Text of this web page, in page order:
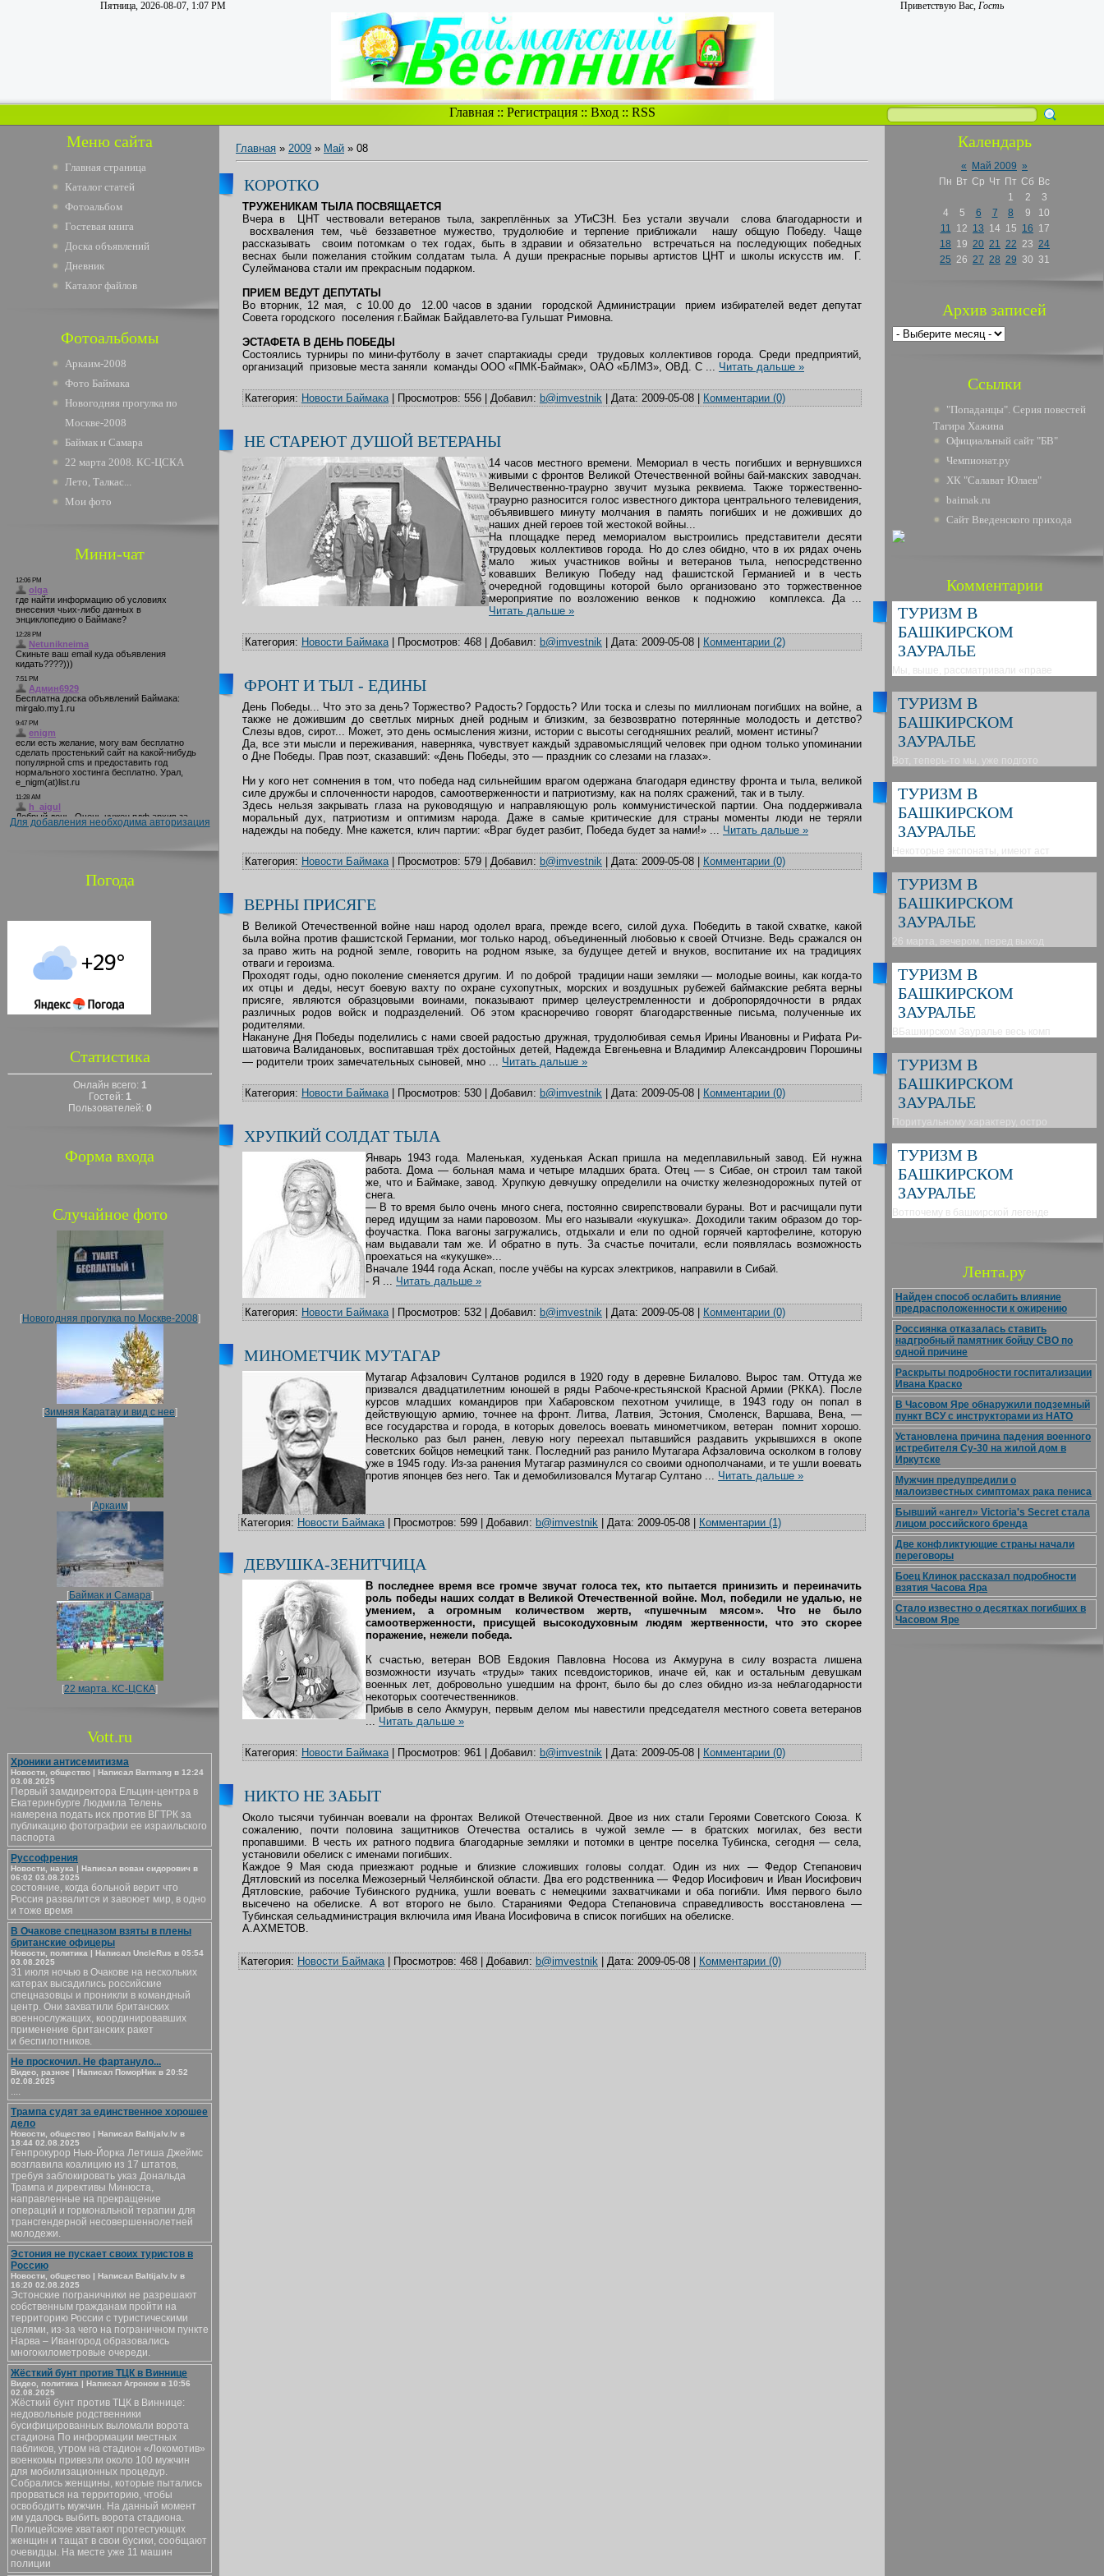
Пятница, 2026-08-07, 1:07 PM Приветствую Вас, Гость
Главная:: Регистрация:: Вход:: RSS
Меню сайта
Главная страница
Каталог статей
Фотоальбом
Гостевая книга
Доска объявлений
Дневник
Каталог файлов
Фотоальбомы
Аркаим-2008
Фото Баймака
Новогодняя прогулка по
Москве-2008
Баймак и Самара
22 марта 2008. КС-ЦСКА
Лето, Талкас...
Мои фото
Мини-чат
Для добавления необходима авторизация
Погода
Статистика
Онлайн всего: 1
Гостей: 1
Пользователей: 0
Форма входа
Случайное фото
[Новогодняя прогулка по Москве-2008]
[Зимняя Каратау и вид с нее]
[Аркаим]
[Баймак и Самара]
[22 марта. КС-ЦСКА]
Vott.ru
Хроники антисемитизма
Новости, общество | Написал Barmang в 12:24
03.08.2025
Первый замдиректора Ельцин-центра в
Екатеринбурге Людмила Телень
намерена подать иск против ВГТРК за
публикацию фотографии ее израильского
паспорта
Руссофрения
Новости, наука | Написал вован сидорович в
06:02 03.08.2025
состояние, когда больной верит что
Россия развалится и завоюет мир, в одно
и тоже время
В Очакове спецназом взяты в плены
британские офицеры
Новости, политика | Написал UncleRus в 05:54
03.08.2025
31 июля ночью в Очакове на нескольких
катерах высадились российские
спецназовцы и проникли в командный
центр. Они захватили британских
военнослужащих, координировавших
применение британских ракет
и беспилотников.
Не проскочил. Не фартануло...
Видео, разное | Написал ПоморНик в 20:52
02.08.2025
....
Трампа судят за единственное хорошее
дело
Новости, общество | Написал Baltijalv.lv в
18:44 02.08.2025
Генпрокурор Нью-Йорка Летиша Джеймс
возглавила коалицию из 17 штатов,
требуя заблокировать указ Дональда
Трампа и директивы Минюста,
направленные на прекращение
операций и гормональной терапии для
трансгендерной несовершеннолетней
молодежи.
Эстония не пускает своих туристов в
Россию
Новости, общество | Написал Baltijalv.lv в
16:20 02.08.2025
Эстонские пограничники не разрешают
собственным гражданам пройти на
территорию России с туристическими
целями, из-за чего на пограничном пункте
Нарва – Ивангород образовались
многокилометровые очереди.
Жёсткий бунт против ТЦК в Виннице
Видео, политика | Написал Агроном в 10:56
02.08.2025
Жёсткий бунт против ТЦК в Виннице:
недовольные родственники
бусифицированных выломали ворота
стадиона По информации местных
пабликов, утром на стадион «Локомотив»
военкомы привезли около 100 мужчин
для мобилизационных процедур.
Собрались женщины, которые пытались
прорваться на территорию, чтобы
освободить мужчин. На данный момент
им удалось выбить ворота стадиона.
Полицейские хватают протестующих
женщин и тащат в свои бусики, сообщают
очевидцы. На месте уже 11 машин
полиции
Главная » 2009 » Май » 08
КОРОТКО
ТРУЖЕНИКАМ ТЫЛА ПОСВЯЩАЕТСЯ
Вчера в ЦНТ чествовали ветеранов тыла, закреплённых за УТиСЗН. Без устали звучали слова благодарности и
восхваления тем, чьё беззаветное мужество, трудолюбие и терпение приближали нашу общую Победу. Чаще
рассказывать своим потомкам о тех годах, быть в здравии и обязательно встречаться на последующих победных
веснах были пожелания стойким солдатам тыла. А души прекрасные порывы артистов ЦНТ и школы искусств им. Г.
Сулейманова стали им прекрасным подарком.
ПРИЕМ ВЕДУТ ДЕПУТАТЫ
Во вторник, 12 мая, с 10.00 до 12.00 часов в здании городской Администрации прием избирателей ведет депутат
Совета городского поселения г.Баймак Байдавлето-ва Гульшат Римовна.
ЭСТАФЕТА В ДЕНЬ ПОБЕДЫ
Состоялись турниры по мини-футболу в зачет спартакиады среди трудовых коллективов города. Среди предприятий,
организаций призовые места заняли команды ООО «ПМК-Баймак», ОАО «БЛМЗ», ОВД. С ... Читать дальше »
Категория: Новости Баймака Просмотров: 556 Добавил: b@imvestnik Дата: 2009-05-08 Комментарии (0)
НЕ СТАРЕЮТ ДУШОЙ ВЕТЕРАНЫ
14 часов местного времени. Мемориал в честь погибших и вернувшихся
живыми с фронтов Великой Отечественной войны бай-макских заводчан.
Величественно-траурно звучит музыка реквиема. Также торжественно-
траурно разносится голос известного диктора центрального телевидения,
объявившего минуту молчания в память погибших и не доживших до
наших дней героев той жестокой войны...
На площадке перед мемориалом выстроились представители десяти
трудовых коллективов города. Но до слез обидно, что в их рядах очень
мало жиых участников войны и ветеранов тыла, непосредственно
ковавших Великую Победу над фашистской Германией и в честь
очередной годовщины которой было организовано это торжественное
мероприятие по возложению венков к подножию комплекса. Да ...
Читать дальше »
Категория: Новости Баймака Просмотров: 468 Добавил: b@imvestnik Дата: 2009-05-08 Комментарии (2)
ФРОНТ И ТЫЛ - ЕДИНЫ
День Победы... Что это за день? Торжество? Радость? Гордость? Или тоска и слезы по миллионам погибших на войне, а
также не дожившим до светлых мирных дней родным и близким, за безвозвратно потерянные молодость и детство?
Слезы вдов, сирот... Может, это день осмысления жизни, истории с высоты сегодняшних реалий, момент истины?
Да, все эти мысли и переживания, наверняка, чувствует каждый здравомыслящий человек при одном только упоминании
о Дне Победы. Прав поэт, сказавший: «День Победы, это — праздник со слезами на глазах».
Ни у кого нет сомнения в том, что победа над сильнейшим врагом одержана благодаря единству фронта и тыла, великой
силе дружбы и сплоченности народов, самоотверженности и патриотизму, как на полях сражений, так и в тылу.
Здесь нельзя закрывать глаза на руководящую и направляющую роль коммунистической партии. Она поддерживала
моральный дух, патриотизм и оптимизм народа. Даже в самые критические для страны моменты люди не теряли
надежды на победу. Мне кажется, клич партии: «Враг будет разбит, Победа будет за нами!» ... Читать дальше »
Категория: Новости Баймака Просмотров: 579 Добавил: b@imvestnik Дата: 2009-05-08 Комментарии (0)
ВЕРНЫ ПРИСЯГЕ
В Великой Отечественной войне наш народ одолел врага, прежде всего, силой духа. Победить в такой схватке, какой
была война против фашистской Германии, мог только народ, объединенный любовью к своей Отчизне. Ведь сражался он
за право жить на родной земле, говорить на родном языке, за будущее детей и внуков, воспитание их на традициях
отваги и героизма.
Проходят годы, одно поколение сменяется другим. И по доброй традиции наши земляки — молодые воины, как когда-то
их отцы и деды, несут боевую вахту по охране сухопутных, морских и воздушных рубежей баймакские ребята верны
присяге, являются образцовыми воинами, показывают пример целеустремленности и добропорядочности в рядах
различных родов войск и подразделений. Об этом красноречиво говорят благодарственные письма, полученные их
родителями.
Накануне Дня Победы поделились с нами своей радостью дружная, трудолюбивая семья Ирины Ивановны и Рифата Ри-
шатовича Валидановых, воспитавшая трёх достойных детей, Надежда Евгеньевна и Владимир Александрович Порошины
— родители троих замечательных сыновей, мно ... Читать дальше »
Категория: Новости Баймака Просмотров: 530 Добавил: b@imvestnik Дата: 2009-05-08 Комментарии (0)
ХРУПКИЙ СОЛДАТ ТЫЛА
Январь 1943 года. Маленькая, худенькая Аскап пришла на медеплавильный завод. Ей нужна
работа. Дома — больная мама и четыре младших брата. Отец — s Сибае, он строил там такой
же, что и Баймаке, завод. Хрупкую девчушку определили на очистку железнодорожных путей от
снега.
— В то время было очень много снега, постоянно свирепствовали бураны. Вот и расчищали пути
перед идущим за нами паровозом. Мы его называли «кукушка». Доходили таким образом до тор-
фоучастка. Пока вагоны загружались, отдыхали и ели по одной горячей картофелине, которую
нам выдавали там же. И обратно в путь. За счастье почитали, если появлялась возможность
проехаться на «кукушке»...
Вначале 1944 года Аскап, после учёбы на курсах электриков, направили в Сибай.
- Я ... Читать дальше »
Категория: Новости Баймака Просмотров: 532 Добавил: b@imvestnik Дата: 2009-05-08 Комментарии (0)
МИНОМЕТЧИК МУТАГАР
Мутагар Афзалович Султанов родился в 1920 году в деревне Билалово. Вырос там. Оттуда же
призвался двадцатилетним юношей в ряды Рабоче-крестьянской Красной Армии (РККА). После
курсов младших командиров при Хабаровском пехотном училище, в 1943 году он попал в
действующую армию, точнее на фронт. Литва, Латвия, Эстония, Смоленск, Варшава, Вена, —
все государства и города, в которых довелось воевать минометчиком, ветеран помнит хорошо.
Несколько раз был ранен, левую ногу переехал пытавшийся раздавить укрывшихся в окопе
советских бойцов немецкий танк. Последний раз ранило Мутагара Афзаловича осколком в голову
уже в 1945 году. Из-за ранения Мутагар разминулся со своими однополчанами, и те ушли воевать
против японцев без него. Так и демобилизовался Мутагар Султано ... Читать дальше »
Категория: Новости Баймака Просмотров: 599 Добавил: b@imvestnik Дата: 2009-05-08 Комментарии (1)
ДЕВУШКА-ЗЕНИТЧИЦА
В последнее время все громче звучат голоса тех, кто пытается принизить и переиначить
роль победы наших солдат в Великой Отечественной войне. Мол, победили не удалью, не
умением, а огромным количеством жертв, «пушечным мясом». Что не было
самоотверженности, присущей высокодуховным людям жертвенности, что это скорее
поражение, нежели победа.
К счастью, ветеран ВОВ Евдокия Павловна Носова из Акмуруна в силу возраста лишена
возможности изучать «труды» таких псевдоисториков, иначе ей, как и остальным девушкам
военных лет, добровольно ушедшим на фронт, было бы до слез обидно из-за неблагодарности
некоторых соотечественников.
Прибыв в село Акмурун, первым делом мы навестили председателя местного совета ветеранов
... Читать дальше »
Категория: Новости Баймака Просмотров: 961 Добавил: b@imvestnik Дата: 2009-05-08 Комментарии (0)
НИКТО НЕ ЗАБЫТ
Около тысячи тубинчан воевали на фронтах Великой Отечественной. Двое из них стали Героями Советского Союза. К
сожалению, почти половина защитников Отечества остались в чужой земле — в братских могилах, без вести
пропавшими. В честь их ратного подвига благодарные земляки и потомки в центре поселка Тубинска, сегодня — села,
установили обелиск с именами погибших.
Каждое 9 Мая сюда приезжают родные и близкие сложивших головы солдат. Один из них — Федор Степанович
Дятловский из поселка Межозерный Челябинской области. Два его родственника — Федор Иосифович и Иван Иосифович
Дятловские, рабочие Тубинского рудника, ушли воевать с немецкими захватчиками и оба погибли. Имя первого было
высечено на обелиске. А вот второго не было. Стараниями Федора Степановича справедливость восстановлена —
Тубинская сельадминистрация включила имя Ивана Иосифовича в список погибших на обелиске.
А.АХМЕТОВ.
Категория: Новости Баймака Просмотров: 468 Добавил: b@imvestnik Дата: 2009-05-08 Комментарии (0)
Календарь
« Май 2009 »
Пн Вт Ср Чт Пт Сб Вс
1
2
3
4
5 6 7 8 9
10
11 12 13 14 15 16 17
18 19 20 21 22 23 24
25 26 27 28 29 30 31
Архив записей
Ссылки
"Попаданцы". Серия повестей
Тагира Хажина
Официальный сайт "БВ"
Чемпионат.ру
ХК "Салават Юлаев"
baimak.ru
Сайт Введенского прихода
Комментарии
ТУРИЗМ В
БАШКИРСКОМ
ЗАУРАЛЬЕ
Мы, выше, рассматривали «праве
ТУРИЗМ В
БАШКИРСКОМ
ЗАУРАЛЬЕ
Вот, теперь-то мы, уже подгото
ТУРИЗМ В
БАШКИРСКОМ
ЗАУРАЛЬЕ
Некоторые экспонаты, имеют аст
ТУРИЗМ В
БАШКИРСКОМ
ЗАУРАЛЬЕ
26 марта, вечером, перед выход
ТУРИЗМ В
БАШКИРСКОМ
ЗАУРАЛЬЕ
ВБашкирском Зауралье весь комп
ТУРИЗМ В
БАШКИРСКОМ
ЗАУРАЛЬЕ
Поритуальному характеру, остро
ТУРИЗМ В
БАШКИРСКОМ
ЗАУРАЛЬЕ
Вотпочему в башкирской легенде
Лента.ру
Найден способ ослабить влияние
предрасположенности к ожирению
Россиянка отказалась ставить
надгробный памятник бойцу СВО по
одной причине
Раскрыты подробности госпитализации
Ивана Краско
В Часовом Яре обнаружили подземный
пункт ВСУ с инструкторами из НАТО
Установлена причина падения военного
истребителя Су-30 на жилой дом в
Иркутске
Мужчин предупредили о
малоизвестных симптомах рака пениса
Бывший «ангел» Victoria's Secret стала
лицом российского бренда
Две конфликтующие страны начали
переговоры
Боец Клинок рассказал подробности
взятия Часова Яра
Стало известно о десятках погибших в
Часовом Яре